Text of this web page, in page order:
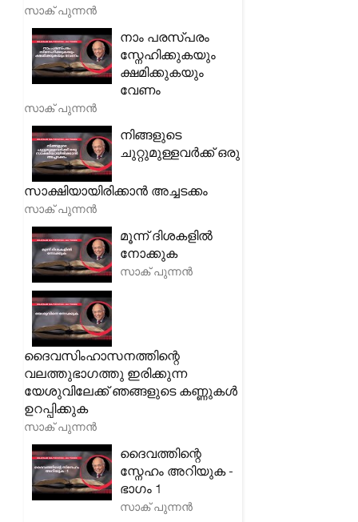
സാക് പുന്നൻ
നാം പരസ്പരം
സ്നേഹിക്കുകയും
ക്ഷമിക്കുകയും
വേണം
സാക് പുന്നൻ
നിങ്ങളുടെ
ചുറ്റുമുള്ളവർക്ക് ഒരു
സാക്ഷിയായിരിക്കാൻ അച്ചടക്കം
സാക് പുന്നൻ
മൂന്ന് ദിശകളിൽ
നോക്കുക
സാക് പുന്നൻ
ദൈവസിംഹാസനത്തിന്റെ
വലത്തുഭാഗത്തു ഇരിക്കുന്ന
യേശുവിലേക്ക് ഞങ്ങളുടെ കണ്ണുകൾ
ഉറപ്പിക്കുക
സാക് പുന്നൻ
ദൈവത്തിന്റെ
സ്നേഹം അറിയുക -
ഭാഗം 1
സാക് പുന്നൻ